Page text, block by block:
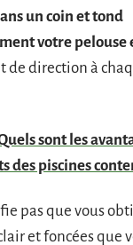
un coin et tond
votre pelouse
de direction à
sont les
des piscines
pas que vous
et foncées que